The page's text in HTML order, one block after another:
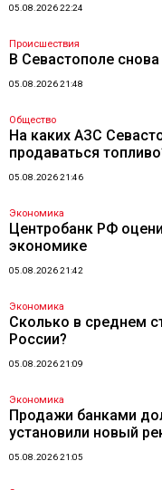
05.08.2026 22:24
Происшествия
В Севастополе
05.08.2026 21:48
Общество
На каких АЗС
продаваться
05.08.2026 21:46
Экономика
Центробанк РФ
экономике
05.08.2026 21:42
Экономика
Сколько в среднем
России?
05.08.2026 21:09
Экономика
Продажи банками
установили новый
05.08.2026 21:05